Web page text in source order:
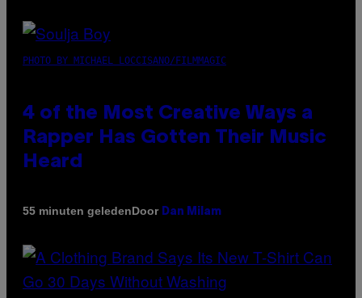
PHOTO BY MICHAEL LOCCISANO/FILMMAGIC
4 of the Most Creative Ways a
Rapper Has Gotten Their Music
Heard
55 minuten geledenDoor Dan Milam